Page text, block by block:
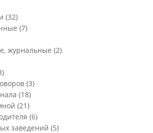
(32)
(7)
журнальные (2)
(3)
(18)
(21)
(6)
заведений (5)